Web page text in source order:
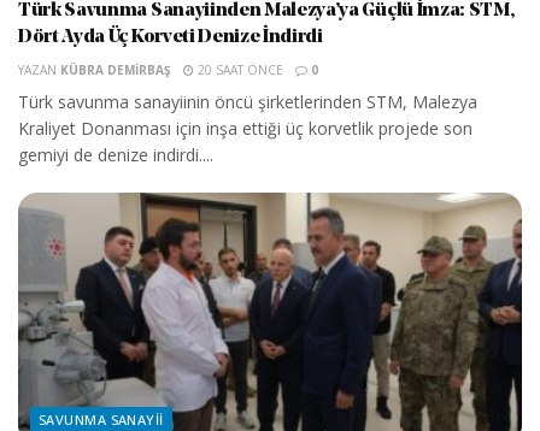
Türk Savunma Sanayiinden Malezya’ya Güçlü İmza: STM,
Dört Ayda Üç Korveti Denize İndirdi
YAZAN KÜBRA DEMIRBAŞ 20 SAAT ÖNCE 0
Türk savunma sanayiinin öncü şirketlerinden STM, Malezya
Kraliyet Donanması için inşa ettiği üç korvetlik projede son
gemiyi de denize indirdi....
SAVUNMA SANAYII